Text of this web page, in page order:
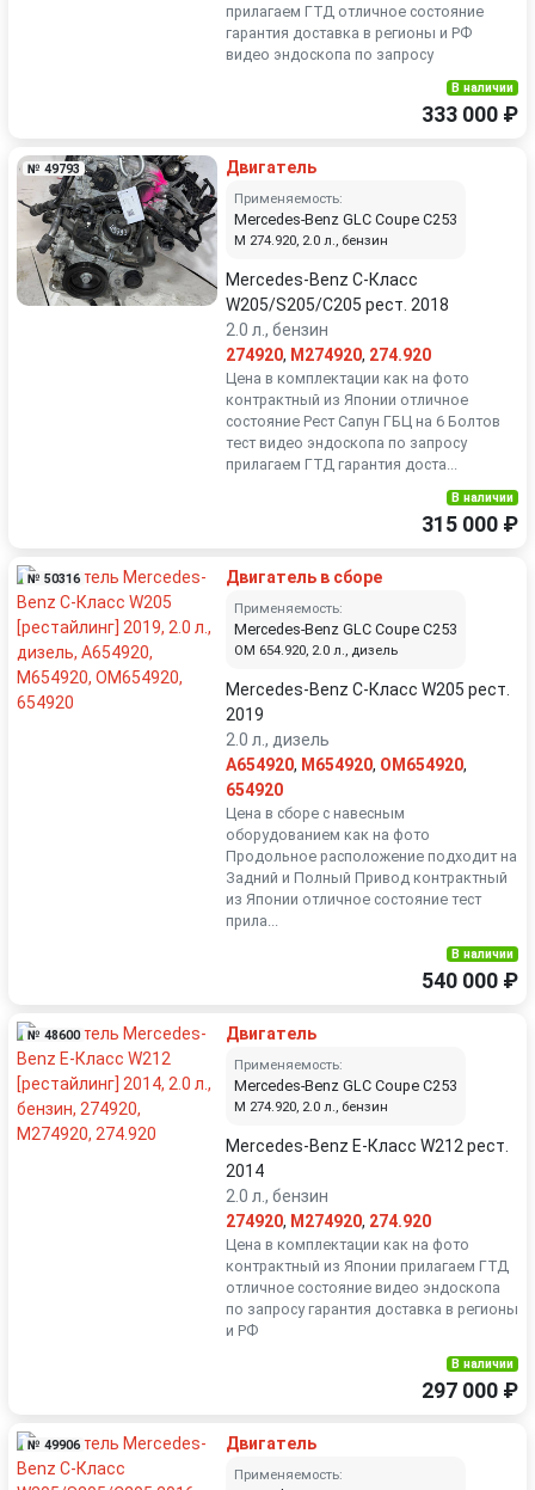
прилагаем ГТД отличное состояние
гарантия доставка в регионы и РФ
видео эндоскопа по запросу
В наличии
333 000 ₽
№ 49793 Двигатель
Применяемость:
Mercedes-Benz GLC Coupe C253
M 274.920, 2.0 л., бензин
Mercedes-Benz C-Класс
W205/S205/C205 рест. 2018
2.0 л., бензин
274920, M274920, 274.920
Цена в комплектации как на фото
контрактный из Японии отличное
состояние Рест Сапун ГБЦ на 6 Болтов
тест видео эндоскопа по запросу
прилагаем ГТД гарантия доста...
В наличии
315 000 ₽
№ 50316 Двигатель в сборе
Применяемость:
Mercedes-Benz GLC Coupe C253
OM 654.920, 2.0 л., дизель
Mercedes-Benz C-Класс W205 рест.
2019
2.0 л., дизель
A654920, M654920, OM654920,
654920
Цена в сборе с навесным
оборудованием как на фото
Продольное расположение подходит на
Задний и Полный Привод контрактный
из Японии отличное состояние тест
прила...
В наличии
540 000 ₽
№ 48600 Двигатель
Применяемость:
Mercedes-Benz GLC Coupe C253
M 274.920, 2.0 л., бензин
Mercedes-Benz E-Класс W212 рест.
2014
2.0 л., бензин
274920, M274920, 274.920
Цена в комплектации как на фото
контрактный из Японии прилагаем ГТД
отличное состояние видео эндоскопа
по запросу гарантия доставка в регионы
и РФ
В наличии
297 000 ₽
№ 49906 Двигатель
Применяемость: